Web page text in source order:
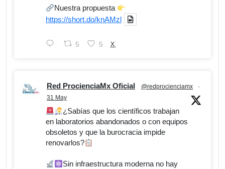
Nuestra propuesta
https://short.do/knAMzl
5 5 X
Red ProcienciaMx Oficial @redprocienciamx
·
31 May
¿Sabías que los científicos trabajan
en laboratorios abandonados o con equipos
obsoletos y que la burocracia impide
renovarlos?
Sin infraestructura moderna no hay